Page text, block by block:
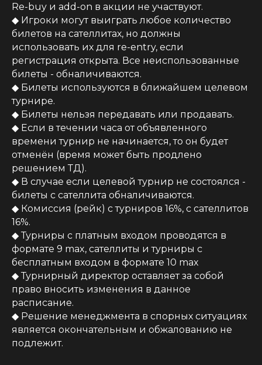
Re-buy и add-on в акции не участвуют.
◆ Игроки могут выиграть любое количество
билетов на сателлитах, но должны
использовать их для re-entry, если
регистрация открыта. Все неиспользованные
билеты - обналичиваются.
◆ Билеты используются в ближайшем целевом
турнире.
◆ Билеты нельзя передавать или продавать.
◆ Если в течении часа от объявленного
времени турнир не начинается, то он будет
отменён (время может быть продлено
решением ТД).
◆ В случае если целевой турнир не состоялся -
билеты с сателлита обналичиваются.
◆ Комиссия (рейк) с турниров 16%, с сателлитов
16%.
◆ Турниры с платным входом проводятся в
формате 9 max, сателлиты и турниры с
бесплатным входом в формате 10 max
◆ Турнирный директор оставляет за собой
право вносить изменения в данное
расписание.
◆ Решение менеджмента в спорных ситуациях
является окончательным и обжалованию не
подлежит.